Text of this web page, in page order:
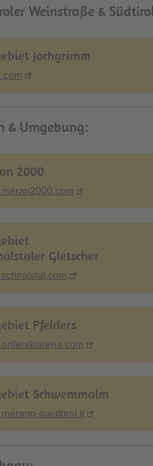
Weinstraße &
Jochgrimm
& Umgebung:
2000
Gletscher
Pfelders
Schwemmalm
suedtirol.it